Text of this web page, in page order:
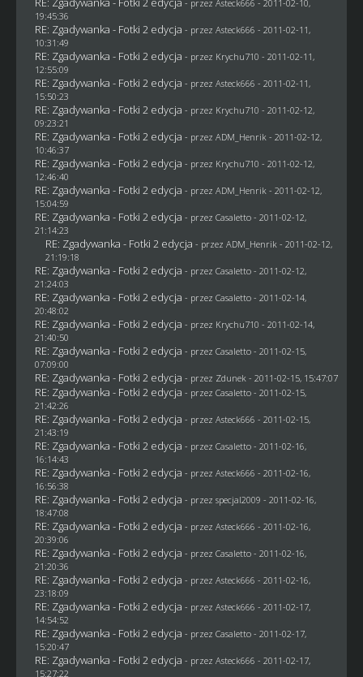
- przez Asteck666 - 2011-02-10,
19:45:36
RE: Zgadywanka - Fotki 2 edycja - przez Asteck666 - 2011-02-11,
10:31:49
RE: Zgadywanka - Fotki 2 edycja - przez Krychu710 - 2011-02-11,
12:55:09
RE: Zgadywanka - Fotki 2 edycja - przez Asteck666 - 2011-02-11,
15:50:23
RE: Zgadywanka - Fotki 2 edycja - przez Krychu710 - 2011-02-12,
09:23:21
RE: Zgadywanka - Fotki 2 edycja - przez ADM_Henrik - 2011-02-12,
10:46:37
RE: Zgadywanka - Fotki 2 edycja - przez Krychu710 - 2011-02-12,
12:46:40
RE: Zgadywanka - Fotki 2 edycja - przez ADM_Henrik - 2011-02-12,
15:04:59
RE: Zgadywanka - Fotki 2 edycja - przez Casaletto- 2011-02-12,
21:14:23
RE: Zgadywanka - Fotki 2 edycja - przez ADM_Henrik - 2011-02-12,
21:19:18
RE: Zgadywanka - Fotki 2 edycja - przez Casaletto- 2011-02-12,
21:24:03
RE: Zgadywanka - Fotki 2 edycja - przez Casaletto- 2011-02-14,
20:48:02
RE: Zgadywanka - Fotki 2 edycja - przez Krychu710 - 2011-02-14,
21:40:50
RE: Zgadywanka - Fotki 2 edycja - przez Casaletto- 2011-02-15,
07:09:00
RE: Zgadywanka - Fotki 2 edycja - przez Zdunek - 2011-02-15, 15:47:07
RE: Zgadywanka - Fotki 2 edycja - przez Casaletto- 2011-02-15,
21:42:26
RE: Zgadywanka - Fotki 2 edycja - przez Asteck666 - 2011-02-15,
21:43:19
RE: Zgadywanka - Fotki 2 edycja - przez Casaletto- 2011-02-16,
16:14:43
RE: Zgadywanka - Fotki 2 edycja - przez Asteck666 - 2011-02-16,
16:56:38
RE: Zgadywanka - Fotki 2 edycja - przez specjal2009 - 2011-02-16,
18:47:08
RE: Zgadywanka - Fotki 2 edycja - przez Asteck666 - 2011-02-16,
20:39:06
RE: Zgadywanka - Fotki 2 edycja - przez Casaletto- 2011-02-16,
21:20:36
RE: Zgadywanka - Fotki 2 edycja - przez Asteck666 - 2011-02-16,
23:18:09
RE: Zgadywanka - Fotki 2 edycja - przez Asteck666 - 2011-02-17,
14:54:52
RE: Zgadywanka - Fotki 2 edycja - przez Casaletto- 2011-02-17,
15:20:47
RE: Zgadywanka - Fotki 2 edycja - przez Asteck666 - 2011-02-17,
15:27:22